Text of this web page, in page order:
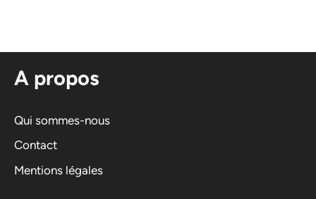
a
i
e
:
A propos
Qui sommes-nous
Contact
Mentions légales